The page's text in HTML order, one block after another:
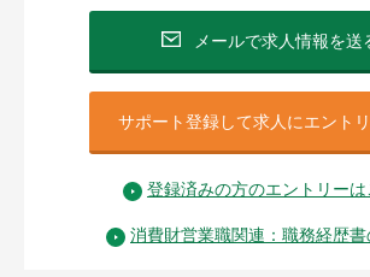
メールで求人情報を送
サポート登録して求人にエント
登録済みの方のエントリーは
消費財営業職関連：職務経歴